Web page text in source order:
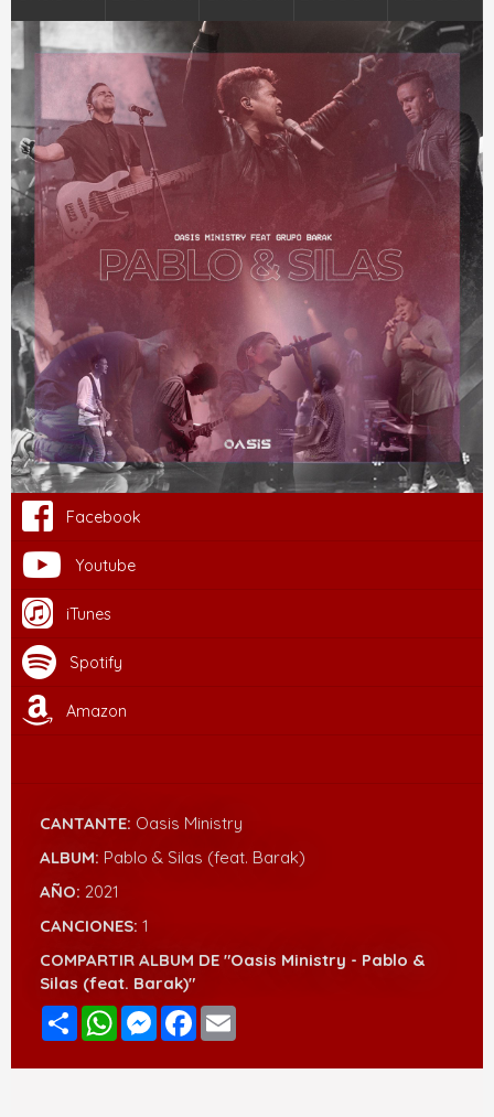
Facebook
Youtube
iTunes
Spotify
Amazon
CANTANTE: Oasis Ministry
ALBUM: Pablo & Silas (feat. Barak)
AÑO: 2021
CANCIONES: 1
COMPARTIR ALBUM DE "Oasis Ministry - Pablo &
Silas (feat. Barak)"
Compartir
WhatsAppMessenger
Facebook